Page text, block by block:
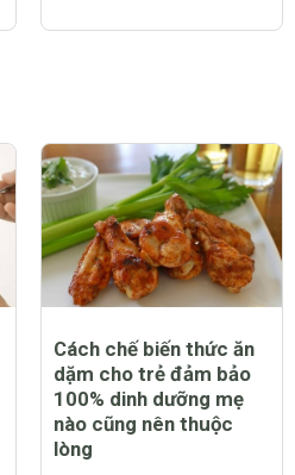
Cách chế biến thức ăn
dặm cho trẻ đảm bảo
100% dinh dưỡng mẹ
nào cũng nên thuộc
lòng